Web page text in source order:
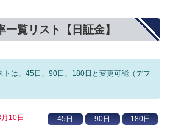
覧リスト【日証金】
トは、45日、90日、180日と変更可能（デフ
10日